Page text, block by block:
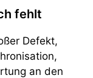
fehlt
Defekt,
an den